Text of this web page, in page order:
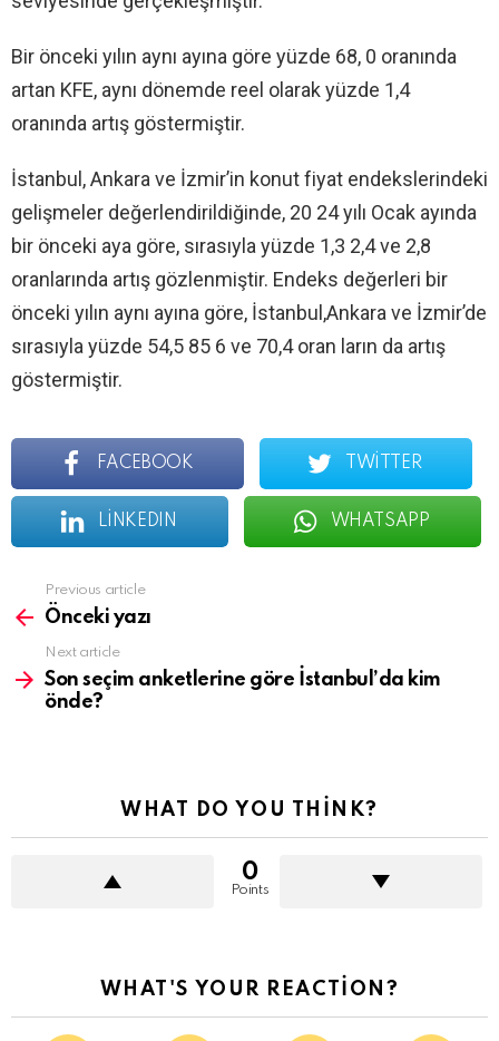
Bir önceki yılın aynı ayına göre yüzde 68, 0 oranında
artan KFE, aynı dönemde reel olarak yüzde 1,4
oranında artış göstermiştir.
İstanbul, Ankara ve İzmir’in konut fiyat endekslerindeki
gelişmeler değerlendirildiğinde, 20 24 yılı Ocak ayında
bir önceki aya göre, sırasıyla yüzde 1,3 2,4 ve 2,8
oranlarında artış gözlenmiştir. Endeks değerleri bir
önceki yılın aynı ayına göre, İstanbul,Ankara ve İzmir’de
sırasıyla yüzde 54,5 85 6 ve 70,4 oran ların da artış
göstermiştir.
FACEBOOK TWITTER
LINKEDIN WHATSAPP
more
Previous article
Önceki yazı
Next article
Son seçim anketlerine göre İstanbul’da kim
önde?
WHAT DO YOU THINK?
0
Points
WHAT'S YOUR REACTION?